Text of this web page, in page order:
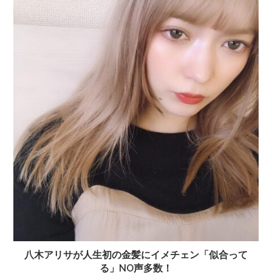
八木アリサが人生初の金髪にイメチェン「似合って
る」NO声多数！